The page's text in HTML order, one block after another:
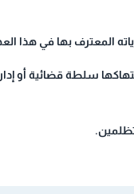
المعترف بها في هذا
سلطة قضائية أو